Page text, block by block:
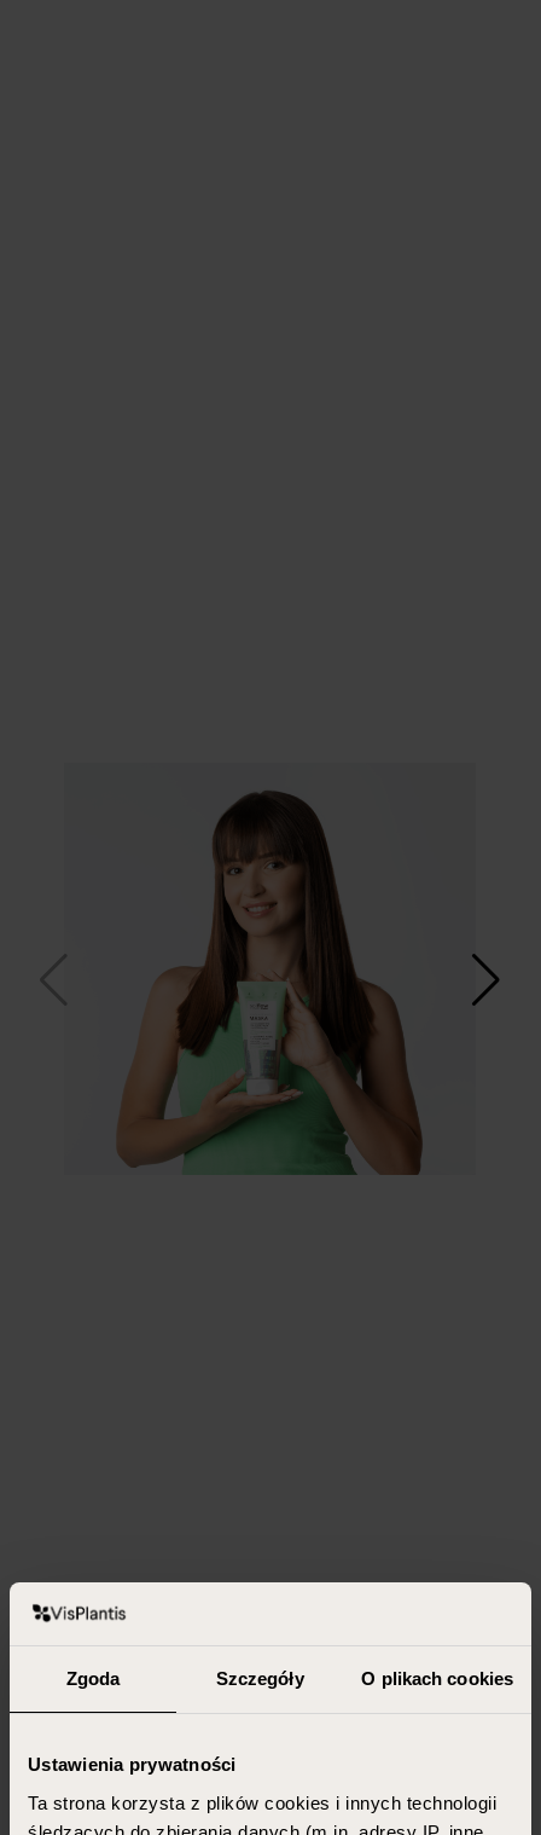
Zgoda Szczegóły O plikach cookies
Ustawienia prywatności
Ta strona korzysta z plików cookies i innych technologii